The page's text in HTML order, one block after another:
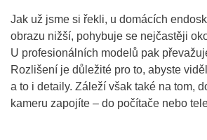
Jak už jsme si řekli, u domácích
obrazu nižší, pohybuje se nejčastěji
U profesionálních modelů pak
Rozlišení je důležité pro to, abyste
a to i detaily. Záleží však také na tom,
kameru zapojíte – do počítače nebo